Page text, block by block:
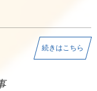
続きはこちら